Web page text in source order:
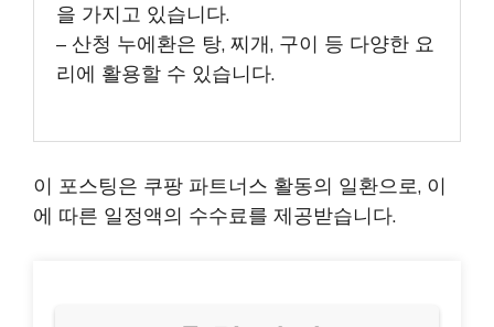
을 가지고 있습니다.
– 산청 누에환은 탕, 찌개, 구이 등 다양한 요
리에 활용할 수 있습니다.
이 포스팅은 쿠팡 파트너스 활동의 일환으로, 이
에 따른 일정액의 수수료를 제공받습니다.